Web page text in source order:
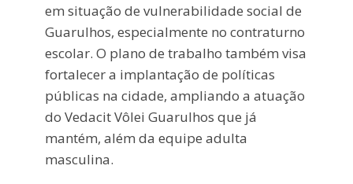
em situação de vulnerabilidade social de
Guarulhos, especialmente no contraturno
escolar. O plano de trabalho também visa
fortalecer a implantação de políticas
públicas na cidade, ampliando a atuação
do Vedacit Vôlei Guarulhos que já
mantém, além da equipe adulta
masculina.